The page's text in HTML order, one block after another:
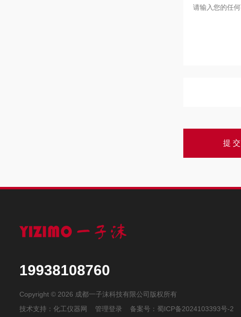
19938108760
Copyright © 2026 成都一子沫科技有限公司版权所有
技术支持：化工仪器网 管理登录 备案号：蜀ICP备2024103393号-2